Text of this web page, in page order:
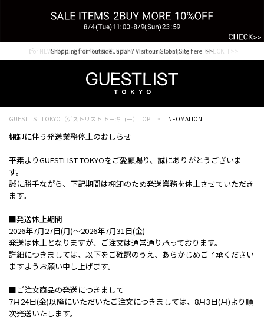
Shopping from outside Japan? Visit our Global Site here. >>
【for NEW MEMBER】新規会員様1000Point Present Campaign CHECK IT>>
GUESTLIST TOKYO（ゲストリスト トーキョー）TOP INFOMATION
棚卸に伴う発送業務停止のおしらせ
平素よりGUESTLIST TOKYOをご愛顧賜り、誠にありがとうございま
す。
誠に勝手ながら、下記期間は棚卸のため発送業務を休止させていただき
ます。
■発送休止期間
2026年7月27日(月)～2026年7月31日(金)
発送は休止となりますが、ご注文は通常通り承っております。
詳細につきましては、以下をご確認のうえ、あらかじめご了承ください
ますようお願い申し上げます。
■ご注文商品の発送につきまして
7月24日(金)以降にいただいたご注文につきましては、8月3日(月)より順
次発送いたします。